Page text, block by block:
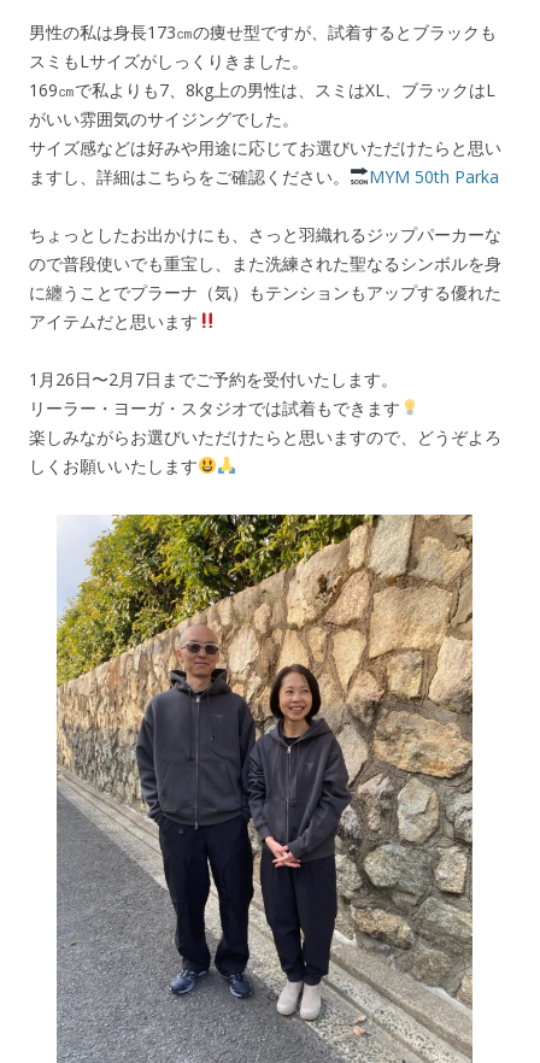
男性の私は身長173㎝の痩せ型ですが、試着するとブラックも
スミもLサイズがしっくりきました。
169㎝で私よりも7、8kg上の男性は、スミはXL、ブラックはL
がいい雰囲気のサイジングでした。
サイズ感などは好みや用途に応じてお選びいただけたらと思い
ますし、詳細はこちらをご確認ください。
MYM 50th Parka
ちょっとしたお出かけにも、さっと羽織れるジップパーカーな
ので普段使いでも重宝し、また洗練された聖なるシンボルを身
に纏うことでプラーナ（気）もテンションもアップする優れた
アイテムだと思います
1月26日〜2月7日までご予約を受付いたします。
リーラー・ヨーガ・スタジオでは試着もできます
楽しみながらお選びいただけたらと思いますので、どうぞよろ
しくお願いいたします